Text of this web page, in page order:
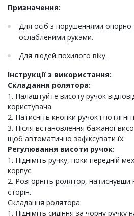
Призначення:
Для осіб з порушеннями
ослабленими руками.
Для людей похилого віку.
Інструкції з використання:
Складання ролятора:
1. Налаштуйте висоту ручок
користувача.
2. Натисніть кнопки ручок і
3. Після встановлення бажаної
щоб автоматично зафіксувати їх.
Регулювання висоти ручок:
1. Підніміть ручку, поки передній
корпус.
2. Розгорніть ролятор, натиснувши
сторін.
Складання ролятора:
1. Підніміть сидіння за чорну ручку